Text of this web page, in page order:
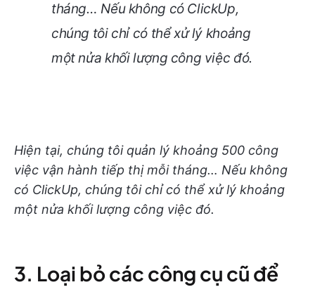
tháng… Nếu không có ClickUp,
chúng tôi chỉ có thể xử lý khoảng
một nửa khối lượng công việc đó.
Hiện tại, chúng tôi quản lý khoảng 500 công
việc vận hành tiếp thị mỗi tháng… Nếu không
có ClickUp, chúng tôi chỉ có thể xử lý khoảng
một nửa khối lượng công việc đó.
3. Loại bỏ các công cụ cũ để